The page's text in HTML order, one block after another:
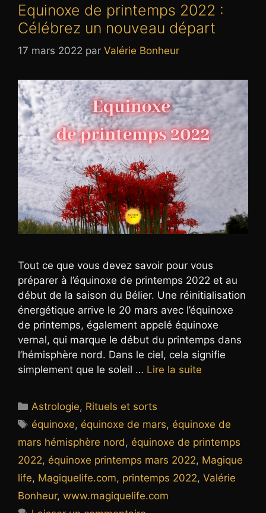
Equinoxe de printemps 2022 :
Célébrez un nouveau départ
17 mars 2022 par Valérie Bonheur
Tout ce que vous devez savoir pour vous
préparer à l’équinoxe de printemps 2022 et au
début de la saison du Bélier. Une réinitialisation
énergétique arrive le 20 mars avec l’équinoxe
de printemps, également appelé équinoxe
vernal, qui marque le début du printemps dans
l’hémisphère nord. Dans le ciel, cela signifie
simplement que le soleil … Lire la suite
Catégories
Astrologie, Rituels et sorts
Étiquettes
équinoxe, équinoxe de mars, équinoxe de
mars hémisphère nord, équinoxe de printemps
2022, équinoxe printemps mars 2022, Magique
life, Magiquelife.com, printemps 2022, Valérie
Bonheur, www.magiquelife.com